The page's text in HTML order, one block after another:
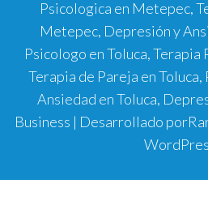
Psicologica en Metepec,
Metepec, Depresión y
Psicologo en Toluca, Terapia
Terapia de Pareja en Toluca,
Ansiedad en Toluca,
Business | Desarrollado por